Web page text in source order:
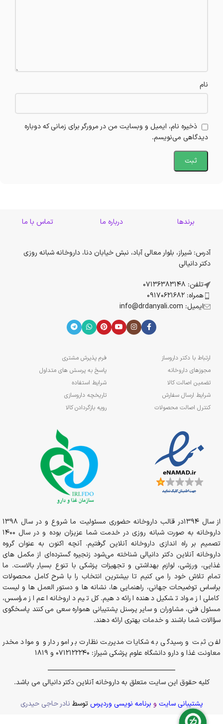
نام
ذخیره نام، ایمیل و وبسایت من در مرورگر برای زمانی که دوباره
دیدگاهی می‌نویسم.
برندها درباره ما تماس با ما
آدرس: شیراز، بلوار معالی آباد، نبش خیابان دنا، داروخانه شبانه روزی
دکتر دانیالی
تلفن: 07136383148
همراه: 09170621682
ایمیل: info@drdanyali.com
ارتباط با دکتر داروساز
مجوزهای داروخانه
تضمین اصالت کالا
شرایط ارسال سفارش
کنترل اصالت محصولات
فرم پذیرش مشتری
پاسخ به پرسش های متداول
شرایط استفاده
تاریخچه داروسازی
رویه بازگردادن کالا
از سال 1394در قالب داروخانه حضوری مسئولیت ما شروع و در سال 1398
داروخانه به صورت شبانه روزی در خدمت شما عزیزان بوده و در سال 1400
تصمیم بر راه اندازی داروخانه آنلاین گرفتیم. آنچه اکنون به عنوان گروه
داروخانه آنلاین دکتر دانیالی شناخته می‌شود زنجیره گسترده‌ای از مکمل های
غذایی، ورزشی، لوازم بهداشتی و تجهیزات پزشکی با تنوع بسیار بالاست. ما
تمام تلاش خود را می کنیم تا بیشترین انتخاب را با شرح کامل محصولات
براساس توضیحات جهانی، راهنمایی ها، نشانه ها و دستور العمل ها و لیست
کاملی از مواد تشکیل دهنده ارائه دهیم. کل تیم داروخانه اعم از مؤسس،
مسئول فنی، مشاوران و سایر پرسنل پشتیبانی همواره سعی می کنند پاسخگوی
سؤالات شما باشند و خدمات بهتری ارائه دهند.
لفن ثبت و رسیدگی به شکایات مدیریت نظارت بر امور دارو و مواد مخدر
معاونت غذا و دارو دانشگاه علوم پزشکی شیراز: 0712122240 و 1819
کلیه حقوق این سایت متعلق به داروخانه آنلاین دکتر دانیالی می باشد.
پشتیبانی سایت و برنامه نویسی وردپرس توسط نادر حاجی حیدری